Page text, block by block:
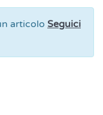
articolo Seguici